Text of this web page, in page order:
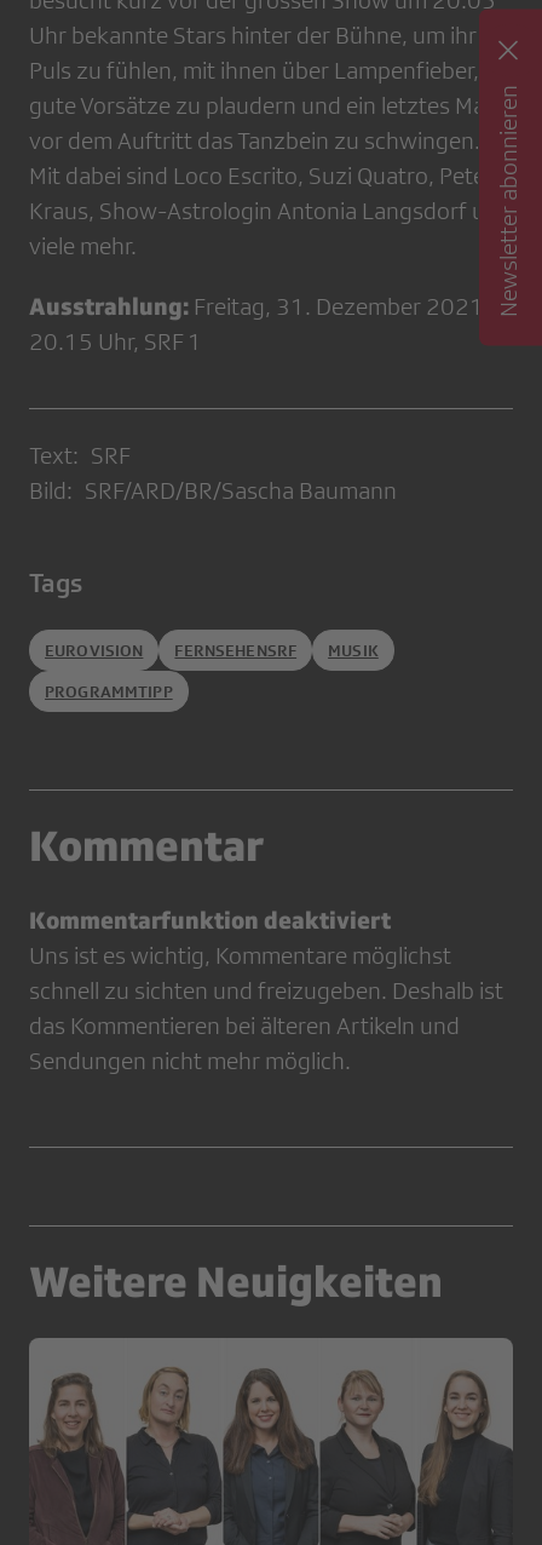
Uhr bekannte Stars hinter der Bühne, um ihren
Puls zu fühlen, mit ihnen über Lampenfieber,
gute Vorsätze zu plaudern und ein letztes Mal
vor dem Auftritt das Tanzbein zu schwingen.
Mit dabei sind Loco Escrito, Suzi Quatro, Peter
Kraus, Show-Astrologin Antonia Langsdorf und
viele mehr.
Ausstrahlung: Freitag, 31. Dezember 2021,
20.15 Uhr, SRF 1
Text: SRF
Bild: SRF/ARD/BR/Sascha Baumann
Tags
EUROVISION FERNSEHENSRF MUSIK
PROGRAMMTIPP
Kommentar
Kommentarfunktion deaktiviert
Uns ist es wichtig, Kommentare möglichst
schnell zu sichten und freizugeben. Deshalb ist
das Kommentieren bei älteren Artikeln und
Sendungen nicht mehr möglich.
Weitere Neuigkeiten
Newsletter abonnieren